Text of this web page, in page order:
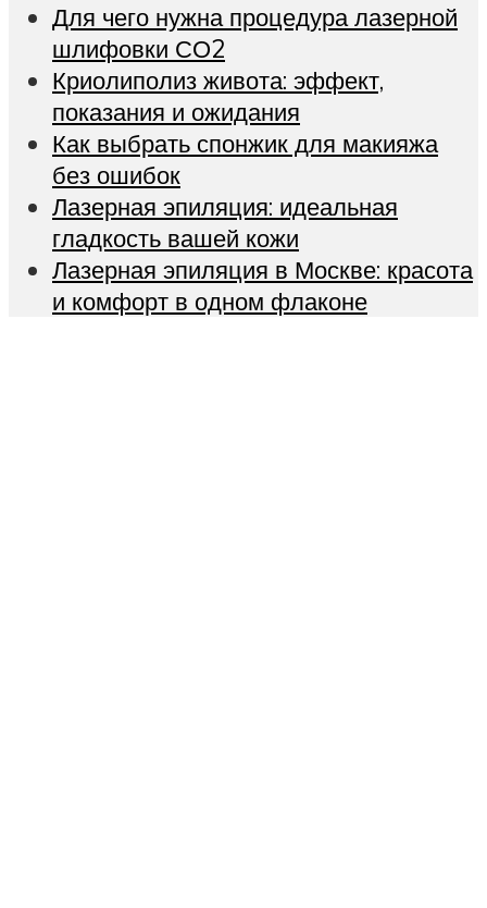
Для чего нужна процедура лазерной
шлифовки СО2
Криолиполиз живота: эффект,
показания и ожидания
Как выбрать спонжик для макияжа
без ошибок
Лазерная эпиляция: идеальная
гладкость вашей кожи
Лазерная эпиляция в Москве: красота
и комфорт в одном флаконе